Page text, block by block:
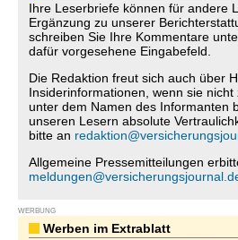
Ihre Leserbriefe können für andere
Ergänzung zu unserer
schreiben Sie Ihre Kommentare
dafür vorgesehene Eingabefeld.
Die Redaktion freut sich auch über
Insiderinformationen, wenn sie nicht
unter dem Namen des Informanten
unseren Lesern absolute
bitte an
Allgemeine Pressemitteilungen
WERBUNG
Werben im Extrablatt